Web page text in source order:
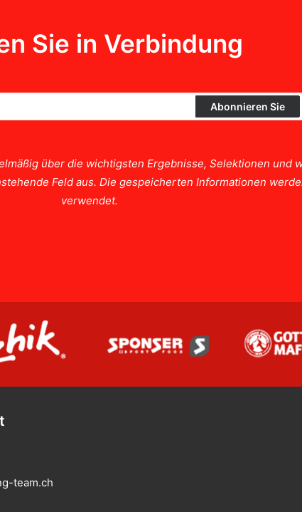
Sie in Verbindung
über die wichtigsten Ergebnisse, Selektionen und
Feld aus. Die gespeicherten Informationen
verwendet.
team.ch